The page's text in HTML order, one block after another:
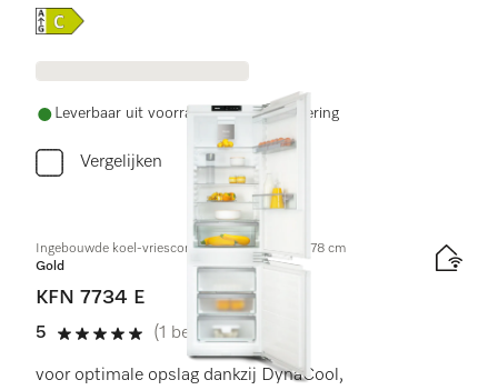
Online Label Flag, Energielabel
Leverbaar uit voorraad met gratis levering
Vergelijken
Ingebouwde koel-vriescombinatie, nishoogte 178 cm
Gold
KFN 7734 E
5
5 sterren van de 5
(1 beoordeling)
voor optimale opslag dankzij DynaCool,